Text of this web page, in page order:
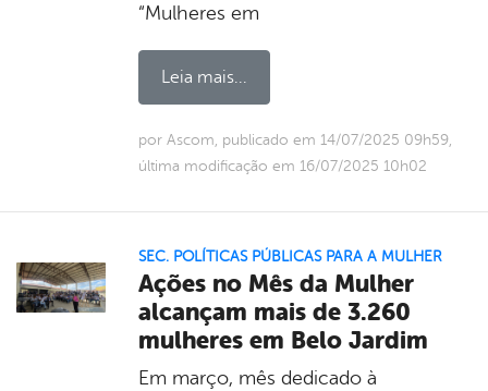
“Mulheres em
Leia mais...
por Ascom, publicado em 14/07/2025 09h59,
última modificação em 16/07/2025 10h02
SEC. POLÍTICAS PÚBLICAS PARA A MULHER
Ações no Mês da Mulher
alcançam mais de 3.260
mulheres em Belo Jardim
Em março, mês dedicado à